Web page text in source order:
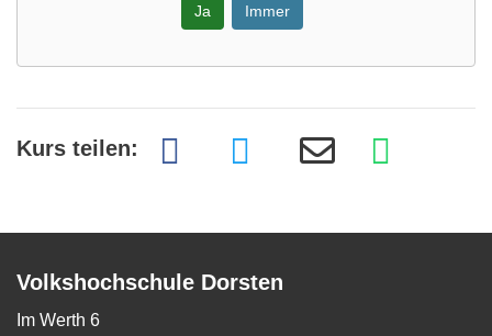
Ja Immer
Kurs teilen:
Volkshochschule Dorsten
Im Werth 6